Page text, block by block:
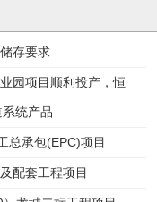
存要求
园项目顺利投产，恒
统产品
总承包(EPC)项目
配套工程项目